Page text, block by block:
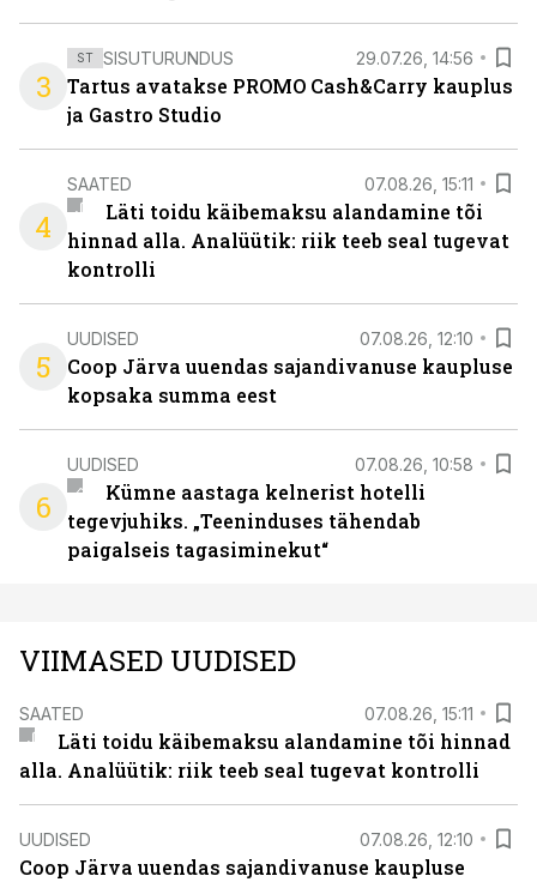
3
ST SISUTURUNDUS 29.07.26, 14:56
Tartus avatakse PROMO Cash&Carry kauplus
ja Gastro Studio
4
SAATED 07.08.26, 15:11
Läti toidu käibemaksu alandamine tõi
hinnad alla. Analüütik: riik teeb seal tugevat
kontrolli
5
UUDISED 07.08.26, 12:10
Coop Järva uuendas sajandivanuse kaupluse
kopsaka summa eest
6
UUDISED 07.08.26, 10:58
Kümne aastaga kelnerist hotelli
tegevjuhiks. „Teeninduses tähendab
paigalseis tagasiminekut“
VIIMASED UUDISED
SAATED 07.08.26, 15:11
Läti toidu käibemaksu alandamine tõi hinnad
alla. Analüütik: riik teeb seal tugevat kontrolli
UUDISED 07.08.26, 12:10
Coop Järva uuendas sajandivanuse kaupluse